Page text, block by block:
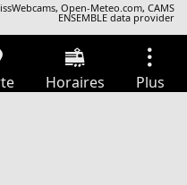
,Open-Meteo.com,CAMS
ENSEMBLE data provider
Horaires Plus